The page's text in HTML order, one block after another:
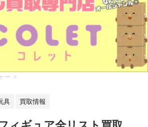
ー >
具 買取情報